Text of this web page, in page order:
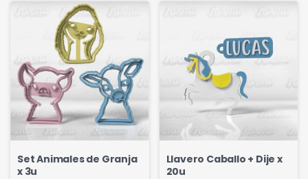
Set Animales de Granja
x 3u
Llavero Caballo + Dije x
20u